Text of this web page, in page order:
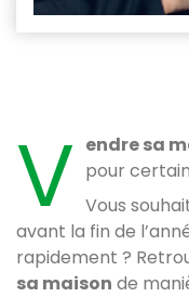
V endre sa
pour
Vous
avant la fin de
rapidement ?
sa maison de